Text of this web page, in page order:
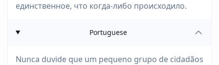
единственное, что когда-либо происходило.
Portuguese
Nunca duvide que um pequeno grupo de cidadãos